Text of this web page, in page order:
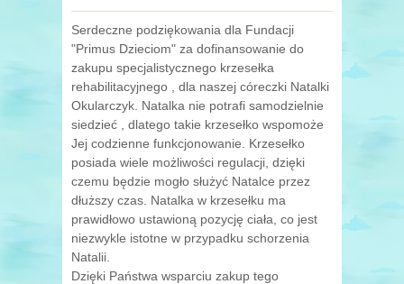
Serdeczne podziękowania dla Fundacji
"Primus Dzieciom" za dofinansowanie do
zakupu specjalistycznego krzesełka
rehabilitacyjnego , dla naszej córeczki Natalki
Okularczyk. Natalka nie potrafi samodzielnie
siedzieć , dlatego takie krzesełko wspomoże
Jej codzienne funkcjonowanie. Krzesełko
posiada wiele możliwości regulacji, dzięki
czemu będzie mogło służyć Natalce przez
dłuższy czas. Natalka w krzesełku ma
prawidłowo ustawioną pozycję ciała, co jest
niezwykle istotne w przypadku schorzenia
Natalii.
Dzięki Państwa wsparciu zakup tego